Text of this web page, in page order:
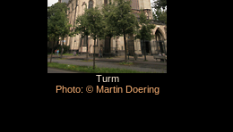
Turm
Photo: © Martin Doering